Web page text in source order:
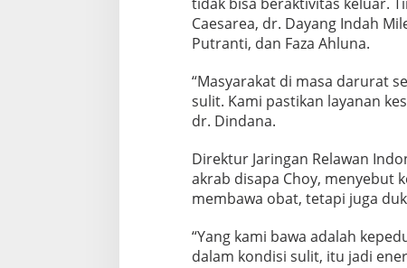
o
l
k
Caesarea, dr. Dayang Indah
Putranti, dan Faza Ahluna.
“Masyarakat di masa darurat
sulit. Kami pastikan layanan
dr. Dindana.
Direktur Jaringan Relawan
akrab disapa Choy, menyebut
membawa obat, tetapi juga
“Yang kami bawa adalah
dalam kondisi sulit, itu jadi